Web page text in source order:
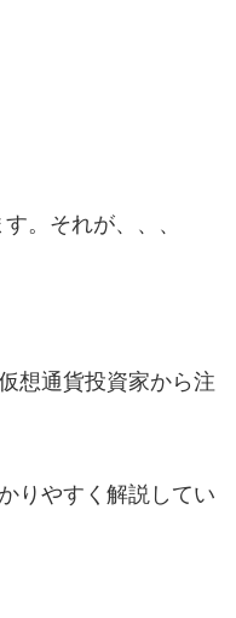
。それが、、、
想通貨投資家から注
りやすく解説してい